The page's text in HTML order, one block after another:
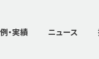
・実績 ニュース